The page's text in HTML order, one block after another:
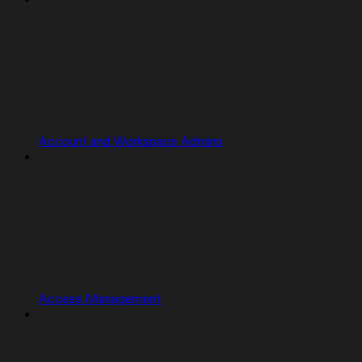
Account and Workspace Admins
Access Management